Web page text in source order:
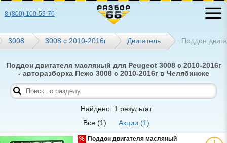
8 (800) 100-59-70
3008 3008 с 2010-2016г Двигатель Поддон
Поддон двигателя масляный для Peugeot 3008 с 2010-2016г
- авторазборка Пежо 3008 с 2010-2016г в Челябинске
Найдено: 1 результат
Все (1) Акции (1)
% Поддон двигателя масляный